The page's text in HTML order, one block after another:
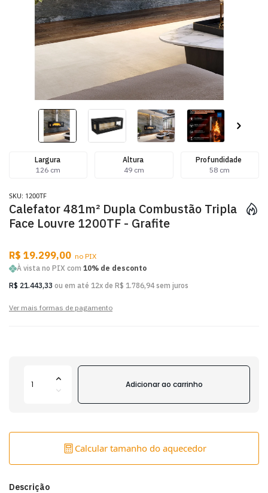
Largura
126 cm
Altura
49 cm
Profundidade
58 cm
Calefator 481m² Dupla Combustão Tripla
Face Louvre 1200TF - Grafite
SKU: 1200TF
R$ 19.299,00 no PIX
À vista no PIX com 10% de desconto
R$ 21.443,33 ou em até 12x de R$ 1.786,94 sem juros
Ver mais formas de pagamento
Descrição
Adicionar ao carrinho
Calcular tamanho do aquecedor